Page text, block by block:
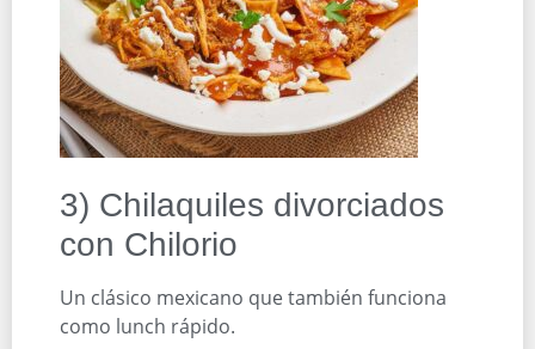
3) Chilaquiles divorciados
con Chilorio
Un clásico mexicano que también funciona
como lunch rápido.